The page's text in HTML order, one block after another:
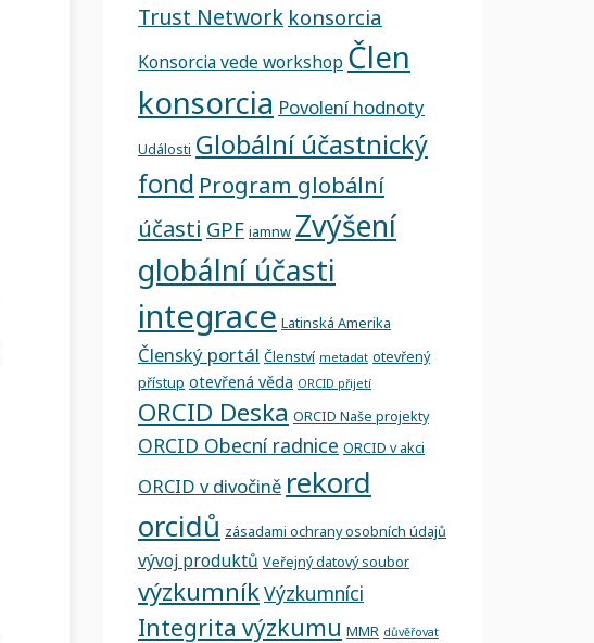
Trust Network konsorcia
Konsorcia vede workshop Člen
konsorcia Povolení hodnoty
Události Globální účastnický
fond Program globální
účasti GPF iamnw Zvýšení
globální účasti
integrace Latinská Amerika
Členský portál Členství metadat otevřený
přístup otevřená věda ORCID přijetí
ORCID Deska ORCID Naše projekty
ORCID Obecní radnice ORCID v akci
ORCID v divočině rekord
orcidů zásadami ochrany osobních údajů
vývoj produktů Veřejný datový soubor
výzkumníkVýzkumníci
Integrita výzkumu MMR důvěřovat